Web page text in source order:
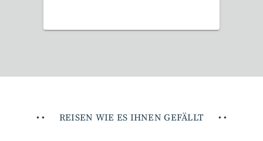
• • REISEN WIE ES IHNEN GEFÄLLT • •